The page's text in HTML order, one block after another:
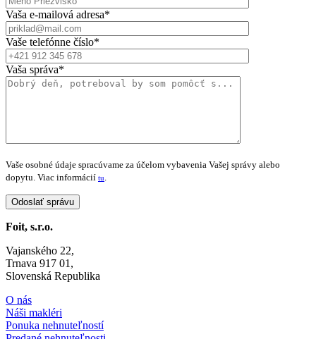
Vaša e-mailová adresa*
Vaše telefónne číslo*
Vaša správa*
Vaše osobné údaje spracúvame za účelom vybavenia Vašej správy alebo
dopytu. Viac informácií tu
Foit, s.r.o.
Vajanského 22,
Trnava 917 01,
Slovenská Republika
O nás
Náši makléri
Ponuka nehnuteľností